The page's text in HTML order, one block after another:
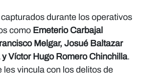
durante los operativos
como Emeterio Carbajal
Melgar, Josué Baltazar
Víctor Hugo Romero Chinchilla.
les vincula con los delitos de